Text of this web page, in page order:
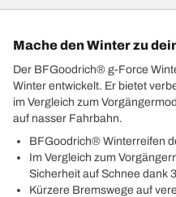
Mache den Winter zu
Der BFGoodrich® g-Force
Winter entwickelt. Er bietet
im Vergleich zum
auf nasser Fahrbahn.
BFGoodrich® Winterreifen
Im Vergleich zum
Sicherheit auf Schnee dank
Kürzere Bremswege auf